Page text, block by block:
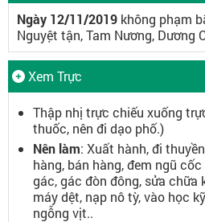
Ngày 12/11/2019 không phạm
Nguyệt tận, Tam Nương, Dương
Xem Trực
Thập nhị trực chiếu xuống
thuốc, nên đi dạo phố.)
Nên làm: Xuất hành, đi
hàng, bán hàng, đem ngũ
gác, gác đòn đông, sửa chữa
máy dệt, nạp nô tỳ, vào học
ngỗng vịt..